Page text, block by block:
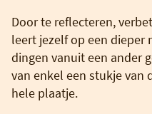
Door te reflecteren,
leert jezelf op een dieper
dingen vanuit een ander
van enkel een stukje van
hele plaatje.